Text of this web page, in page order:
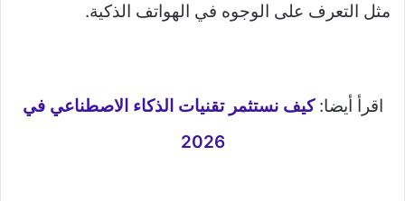
مثل التعرف على الوجوه في الهواتف الذكية.
اقرأ أيضا:كيف نستثمر تقنيات الذكاء الاصطناعي في
2026